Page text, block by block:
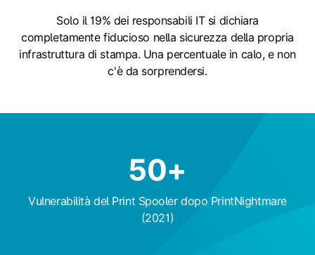
Solo il 19% dei responsabili IT si dichiara
completamente fiducioso nella sicurezza della propria
infrastruttura di stampa. Una percentuale in calo, e non
c'è da sorprendersi.
50+
Vulnerabilità del Print Spooler dopo PrintNightmare
(2021)